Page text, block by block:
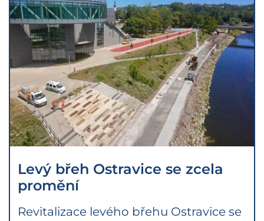
Levý břeh Ostravice se zcela
promění
Revitalizace levého břehu Ostravice se